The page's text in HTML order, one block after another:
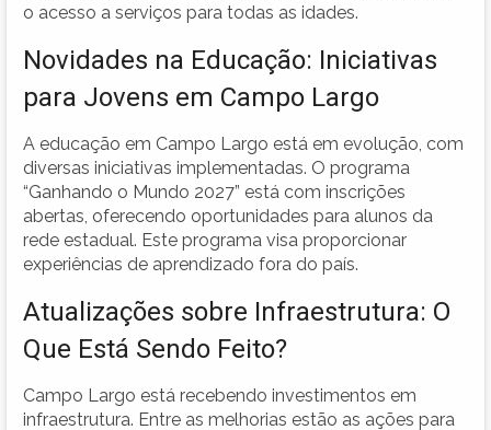
o acesso a serviços para todas as idades.
Novidades na Educação: Iniciativas
para Jovens em Campo Largo
A educação em Campo Largo está em evolução, com
diversas iniciativas implementadas. O programa
“Ganhando o Mundo 2027” está com inscrições
abertas, oferecendo oportunidades para alunos da
rede estadual. Este programa visa proporcionar
experiências de aprendizado fora do país.
Atualizações sobre Infraestrutura: O
Que Está Sendo Feito?
Campo Largo está recebendo investimentos em
infraestrutura. Entre as melhorias estão as ações para